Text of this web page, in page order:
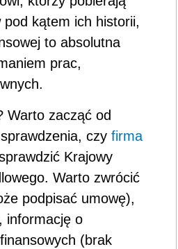
kątem ich historii,
to absolutna
prac,
Warto zacząć od
czy firma
Krajowy
Warto zwrócić
podpisać umowę),
informację o
(brak